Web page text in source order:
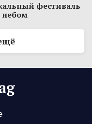
фестиваль